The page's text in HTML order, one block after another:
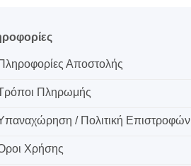
Αποστολής
Πληρωμής
/ Πολιτική Επιστροφών
Χρήσης